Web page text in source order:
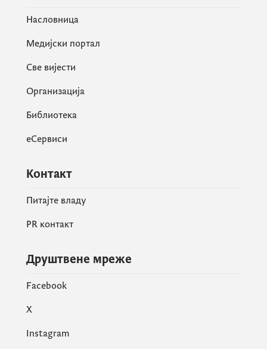
Насловница
Медијски портал
Све вијести
Организација
Библиотека
еСервиси
Контакт
Питајте владу
PR контакт
Друштвене мреже
Facebook
X
Instagram